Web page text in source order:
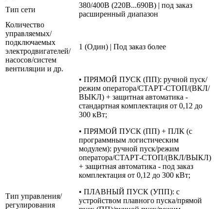
Тип сети
380/400В (220В...690В) | под заказ
расширенный диапазон
Количество
управляемых/
подключаемых
электродвигателей/
насосов/систем
вентиляции и др.
1 (Один) | Под заказ более
Тип управления/
регулирования
• ПРЯМОЙ ПУСК (ПП): ручной пуск/
режим оператора/СТАРТ-СТОП/(ВКЛ/
ВЫКЛ) + защитная автоматика -
стандартная комплектация от 0,12 до
300 кВт;
• ПРЯМОЙ ПУСК (ПП) + ПЛК (с
программным логистическим
модулем): ручной пуск/режим
оператора/СТАРТ-СТОП/(ВКЛ/ВЫКЛ)
+ защитная автоматика - под заказ
комплектация от 0,12 до 300 кВт;
• ПЛАВНЫЙ ПУСК (УПП): с
устройством плавного пуска/прямой